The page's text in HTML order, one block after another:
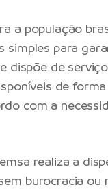
a população
simples para
dispõe de
de
com a
realiza a
burocracia ou